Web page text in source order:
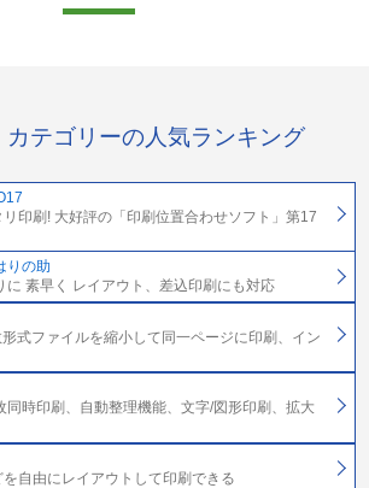
カテゴリーの人気ランキング
印刷! 大好評の「印刷位置合わせソフト」第17
りの助
に 素早く レイアウト、差込印刷にも対応
式ファイルを縮小して同一ページに印刷、イン
同時印刷、自動整理機能、文字/図形印刷、拡大
自由にレイアウトして印刷できる